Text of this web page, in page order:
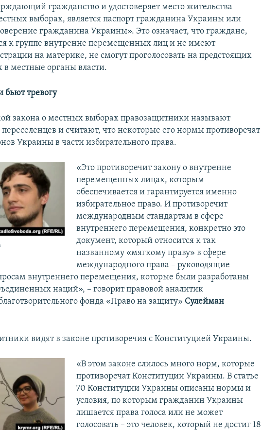
гражданство и удостоверяет место жительства
выборах, является паспорт гражданина Украины или
гражданина Украины». Это означает, что граждане,
к группе внутренне перемещенных лиц и не имеют
на материке, не смогут проголосовать на предстоящих
в местные органы власти.
тревогу
закона о местных выборах правозащитники называют
и считают, что некоторые его нормы противоречат
Украины в части избирательного права.
«Это противоречит закону о внутренне
перемещенных лицах, которым
обеспечивается и гарантируется именно
избирательное право. И противоречит
международным стандартам в сфере
внутреннего перемещения, конкретно это
документ, который относится к так
названному «мягкому праву» в сфере
международного права – руководящие
внутреннего перемещения, которые были разработаны
наций», – говорит правовой аналитик
фонда «Право на защиту» Сулейман
видят в законе противоречия с Конституцией Украины.
«В этом законе слилось много норм, которые
противоречат Конституции Украины. В статье
70 Конституции Украины описаны нормы и
условия, по которым гражданин Украины
лишается права голоса или не может
голосовать – это человек, который не достиг 18